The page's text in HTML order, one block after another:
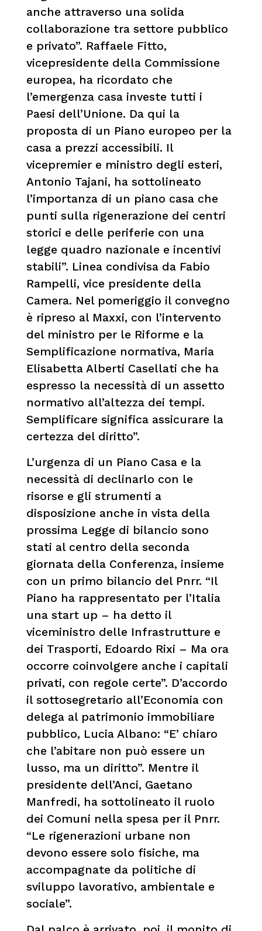
anche attraverso una solida
collaborazione tra settore pubblico
e privato”. Raffaele Fitto,
vicepresidente della Commissione
europea, ha ricordato che
l’emergenza casa investe tutti i
Paesi dell’Unione. Da qui la
proposta di un Piano europeo per la
casa a prezzi accessibili. Il
vicepremier e ministro degli esteri,
Antonio Tajani, ha sottolineato
l’importanza di un piano casa che
punti sulla rigenerazione dei centri
storici e delle periferie con una
legge quadro nazionale e incentivi
stabili”. Linea condivisa da Fabio
Rampelli, vice presidente della
Camera. Nel pomeriggio il convegno
è ripreso al Maxxi, con l’intervento
del ministro per le Riforme e la
Semplificazione normativa, Maria
Elisabetta Alberti Casellati che ha
espresso la necessità di un assetto
normativo all’altezza dei tempi.
Semplificare significa assicurare la
certezza del diritto”.
L’urgenza di un Piano Casa e la
necessità di declinarlo con le
risorse e gli strumenti a
disposizione anche in vista della
prossima Legge di bilancio sono
stati al centro della seconda
giornata della Conferenza, insieme
con un primo bilancio del Pnrr. “Il
Piano ha rappresentato per l’Italia
una start up – ha detto il
viceministro delle Infrastrutture e
dei Trasporti, Edoardo Rixi – Ma ora
occorre coinvolgere anche i capitali
privati, con regole certe”. D’accordo
il sottosegretario all’Economia con
delega al patrimonio immobiliare
pubblico, Lucia Albano: “E’ chiaro
che l’abitare non può essere un
lusso, ma un diritto”. Mentre il
presidente dell’Anci, Gaetano
Manfredi, ha sottolineato il ruolo
dei Comuni nella spesa per il Pnrr.
“Le rigenerazioni urbane non
devono essere solo fisiche, ma
accompagnate da politiche di
sviluppo lavorativo, ambientale e
sociale”.